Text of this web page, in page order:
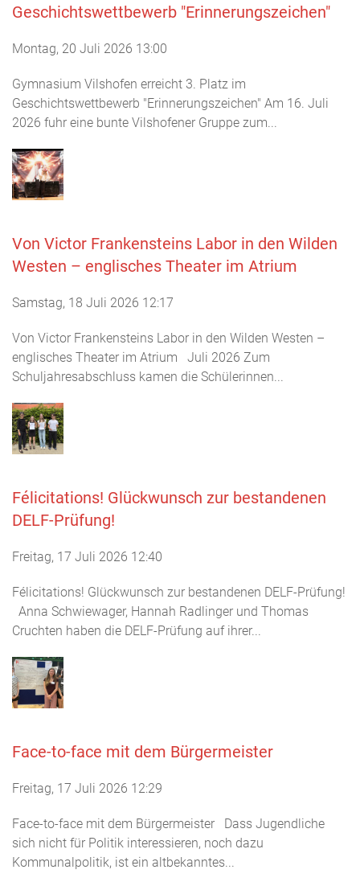
Geschichtswettbewerb "Erinnerungszeichen"
Montag, 20 Juli 2026 13:00
Gymnasium Vilshofen erreicht 3. Platz im
Geschichtswettbewerb "Erinnerungszeichen" Am 16. Juli
2026 fuhr eine bunte Vilshofener Gruppe zum...
Von Victor Frankensteins Labor in den Wilden
Westen – englisches Theater im Atrium
Samstag, 18 Juli 2026 12:17
Von Victor Frankensteins Labor in den Wilden Westen –
englisches Theater im Atrium Juli 2026 Zum
Schuljahresabschluss kamen die Schülerinnen...
Félicitations! Glückwunsch zur bestandenen
DELF-Prüfung!
Freitag, 17 Juli 2026 12:40
Félicitations! Glückwunsch zur bestandenen DELF-Prüfung!
Anna Schwiewager, Hannah Radlinger und Thomas
Cruchten haben die DELF-Prüfung auf ihrer...
Face-to-face mit dem Bürgermeister
Freitag, 17 Juli 2026 12:29
Face-to-face mit dem Bürgermeister Dass Jugendliche
sich nicht für Politik interessieren, noch dazu
Kommunalpolitik, ist ein altbekanntes...